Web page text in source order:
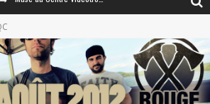
La Tragédie sort de la nouvelle musique
Tove Lo était de passage au MTELUS